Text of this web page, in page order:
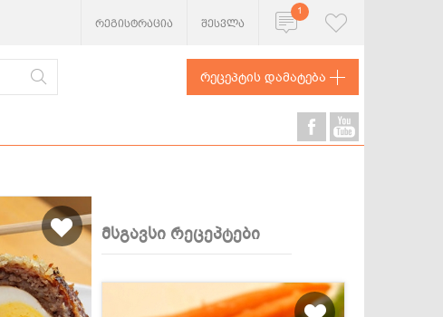
რეგისტრაცია შესვლა
1
რეცეპტის დამატება
ხორცეული
თევზი და
ზღვის
პროდუქტები
მსგავსი რეცეპტები